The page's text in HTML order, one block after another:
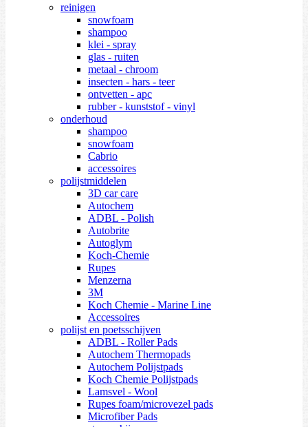
reinigen
snowfoam
shampoo
klei - spray
glas - ruiten
metaal - chroom
insecten - hars - teer
ontvetten - apc
rubber - kunststof - vinyl
onderhoud
shampoo
snowfoam
Cabrio
accessoires
polijstmiddelen
3D car care
Autochem
ADBL - Polish
Autobrite
Autoglym
Koch-Chemie
Rupes
Menzerna
3M
Koch Chemie - Marine Line
Accessoires
polijst en poetsschijven
ADBL - Roller Pads
Autochem Thermopads
Autochem Polijstpads
Koch Chemie Polijstpads
Lamsvel - Wool
Rupes foam/microvezel pads
Microfiber Pads